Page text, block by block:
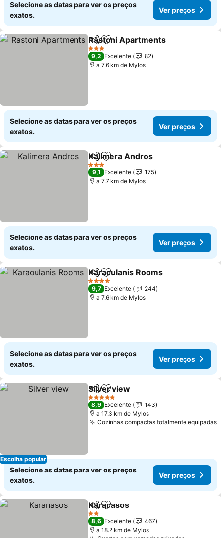
Selecione as datas para ver os preços
exatos.
Ver preços
PartilharAdicionar aos favoritos
Rastoni Apartments
3 Estrelas
9,2 Excelente
82
a 7.6 km de Mylos
Selecione as datas para ver os preços
exatos.
Ver preços
PartilharAdicionar aos favoritos
Kalimera Andros
3 Estrelas
9,1 Excelente
175
a 7.7 km de Mylos
Selecione as datas para ver os preços
exatos.
Ver preços
PartilharAdicionar aos favoritos
Karaoulanis Rooms
4 Estrelas
9,7 Excelente
244
a 7.6 km de Mylos
Selecione as datas para ver os preços
exatos.
Ver preços
Escolha popular
PartilharAdicionar aos favoritos
Silver view
5 Estrelas
8,9 Excelente
143
a 17.3 km de Mylos
Cozinhas compactas totalmente equipadas
Selecione as datas para ver os preços
exatos.
Ver preços
PartilharAdicionar aos favoritos
Karanasos
2 Estrelas
8,6 Excelente
467
a 18.2 km de Mylos